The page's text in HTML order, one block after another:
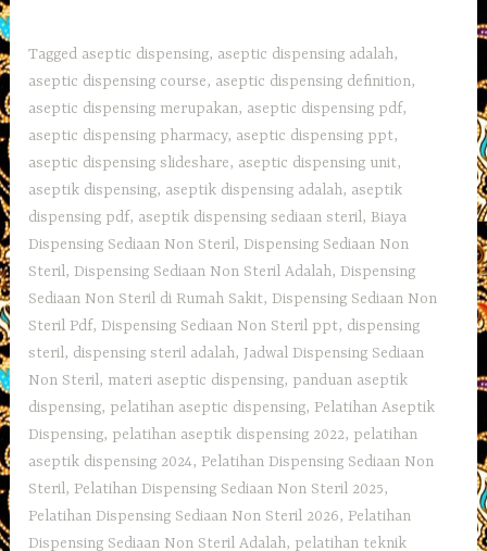
Tagged aseptic dispensing, aseptic dispensing adalah,
aseptic dispensing course, aseptic dispensing definition,
aseptic dispensing merupakan, aseptic dispensing pdf,
aseptic dispensing pharmacy, aseptic dispensing ppt,
aseptic dispensing slideshare, aseptic dispensing unit,
aseptik dispensing, aseptik dispensing adalah, aseptik
dispensing pdf, aseptik dispensing sediaan steril, Biaya
Dispensing Sediaan Non Steril,Dispensing Sediaan Non
Steril,Dispensing Sediaan Non Steril Adalah,Dispensing
Sediaan Non Steril di Rumah Sakit,Dispensing Sediaan Non
Steril Pdf,Dispensing Sediaan Non Steril ppt, dispensing
steril, dispensing steril adalah, Jadwal Dispensing Sediaan
Non Steril, materi aseptic dispensing, panduan aseptik
dispensing, pelatihan aseptic dispensing, Pelatihan Aseptik
Dispensing, pelatihan aseptik dispensing 2022, pelatihan
aseptik dispensing 2024, Pelatihan Dispensing Sediaan Non
Steril, Pelatihan Dispensing Sediaan Non Steril 2025,
Pelatihan Dispensing Sediaan Non Steril 2026, Pelatihan
Dispensing Sediaan Non Steril Adalah, pelatihan teknik